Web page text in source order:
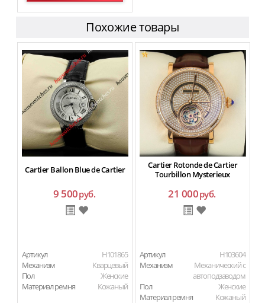
Похожие товары
Cartier Ballon Blue de Cartier
9 500руб.
Артикул
H101865
Механизм
Кварцевый
Пол
Женские
Материал ремня
Кожаный
Cartier Rotonde de Cartier
Tourbillon Mysterieux
21 000руб.
Артикул
H103604
Механизм
Механический с
автоподзаводом
Пол
Женские
Материал ремня
Кожаный